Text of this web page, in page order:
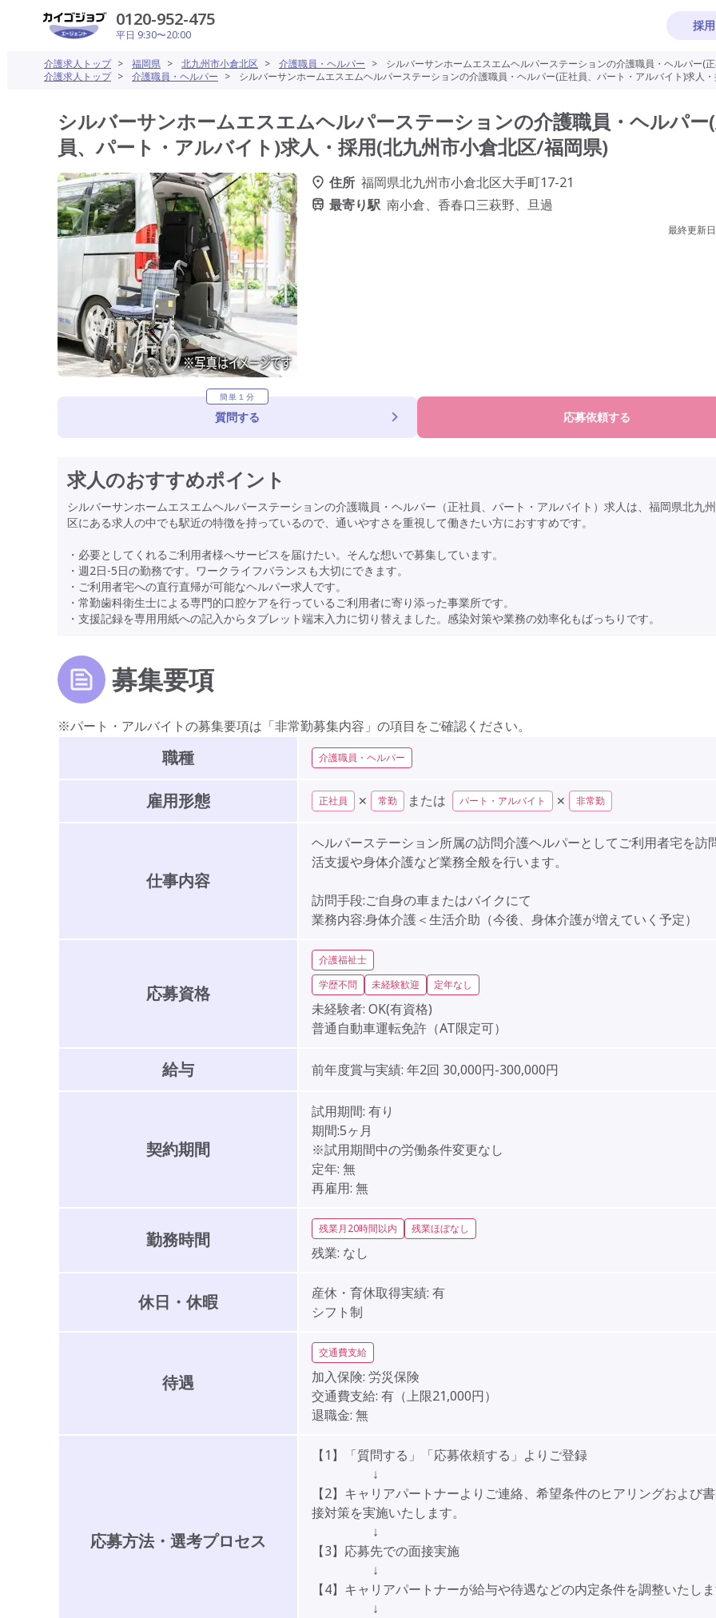
0120-952-475
平日 9:30〜20:00
採
介護求人トップ > 福岡県 > 北九州市小倉北区 > 介護職員・ヘルパー >
シルバーサンホームエスエムヘルパーステーションの介護職員・ヘルパー(
介護求人トップ > 介護職員・ヘルパー > シルバーサンホームエスエムヘルパーステーションの介護職員・ヘルパー(正社員、パート・アルバイト)求人
シルバーサンホームエスエムヘルパーステーションの介護職員・ヘルパー
員、パート・アルバイト)求人・採用(北九州市小倉北区/福岡県)
住所 福岡県北九州市小倉北区大手町17-21
最寄り駅 南小倉、香春口三萩野、旦過
最終更新
簡単１分
質問する 応募依頼する
求人のおすすめポイント
シルバーサンホームエスエムヘルパーステーションの介護職員・ヘルパー（正社員、パート・アルバイト）求人は、福岡県北九
区にある求人の中でも駅近の特徴を持っているので、通いやすさを重視して働きたい方におすすめです。
・必要としてくれるご利用者様へサービスを届けたい。そんな想いで募集しています。
・週2日-5日の勤務です。ワークライフバランスも大切にできます。
・ご利用者宅への直行直帰が可能なヘルパー求人です。
・常勤歯科衛生士による専門的口腔ケアを行っているご利用者に寄り添った事業所です。
・支援記録を専用用紙への記入からタブレット端末入力に切り替えました。感染対策や業務の効率化もばっちりです。
募集要項
※パート・アルバイトの募集要項は「非常勤募集内容」の項目をご確認ください。
職種 介護職員・ヘルパー
雇用形態 正社員 ✕ 常勤 または パート・アルバイト ✕ 非常勤
仕事内容
ヘルパーステーション所属の訪問介護ヘルパーとしてご利用者宅を訪
活支援や身体介護など業務全般を行います。
訪問手段:ご自身の車またはバイクにて
業務内容:身体介護＜生活介助（今後、身体介護が増えていく予定）
応募資格
介護福祉士
学歴不問
未経験歓迎 定年なし
未経験者: OK(有資格)
普通自動車運転免許（AT限定可）
給与 前年度賞与実績: 年2回 30,000円-300,000円
契約期間
試用期間: 有り
期間:5ヶ月
※試用期間中の労働条件変更なし
定年: 無
再雇用: 無
勤務時間
残業月20時間以内 残業ほぼなし
残業: なし
休日・休暇 産休・育休取得実績: 有
シフト制
待遇
交通費支給
加入保険: 労災保険
交通費支給: 有（上限21,000円）
退職金: 無
応募方法・選考プロセス
【1】「質問する」「応募依頼する」よりご登録
↓
【2】キャリアパートナーよりご連絡、希望条件のヒアリングおよび
接対策を実施いたします。
↓
【3】応募先での面接実施
↓
【4】キャリアパートナーが給与や待遇などの内定条件を調整いたし
↓